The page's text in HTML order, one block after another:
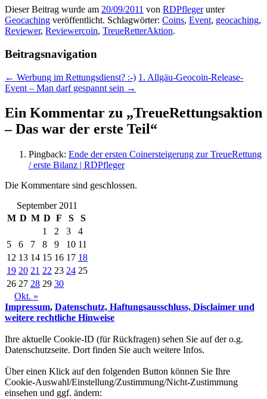
Dieser Beitrag wurde am 20/09/2011 von RDPflegerunter
Geocaching veröffentlicht. Schlagwörter: Coins, Event, geocaching,
Reviewer, Reviewercoin, TreueRetterAktion.
Beitragsnavigation
← Werbung im Rettungsdienst? :-) 1. Allgäu-Geocoin-Release-
Event – Man darf gespannt sein →
Ein Kommentar zu „TreueRettungsaktion
– Das war der erste Teil“
Pingback: Ende der ersten Coinersteigerung zur TreueRettung
/ erste Bilanz | RDPfleger
Die Kommentare sind geschlossen.
September 2011
M D M D F S
S
1
2 3
4
5
6 7 8 9 10 11
12 13 14 15 16 17 18
19 20 21 22 23 24 25
26 27 28 29 30
Okt. »
Impressum, Datenschutz, Haftungsausschluss, Disclaimer und
weitere rechtliche Hinweise
Ihre aktuelle Cookie-ID (für Rückfragen) sehen Sie auf der o.g.
Datenschutzseite. Dort finden Sie auch weitere Infos.
Über einen Klick auf den folgenden Button können Sie Ihre
Cookie-Auswahl/Einstellung/Zustimmung/Nicht-Zustimmung
einsehen und ggf. ändern: